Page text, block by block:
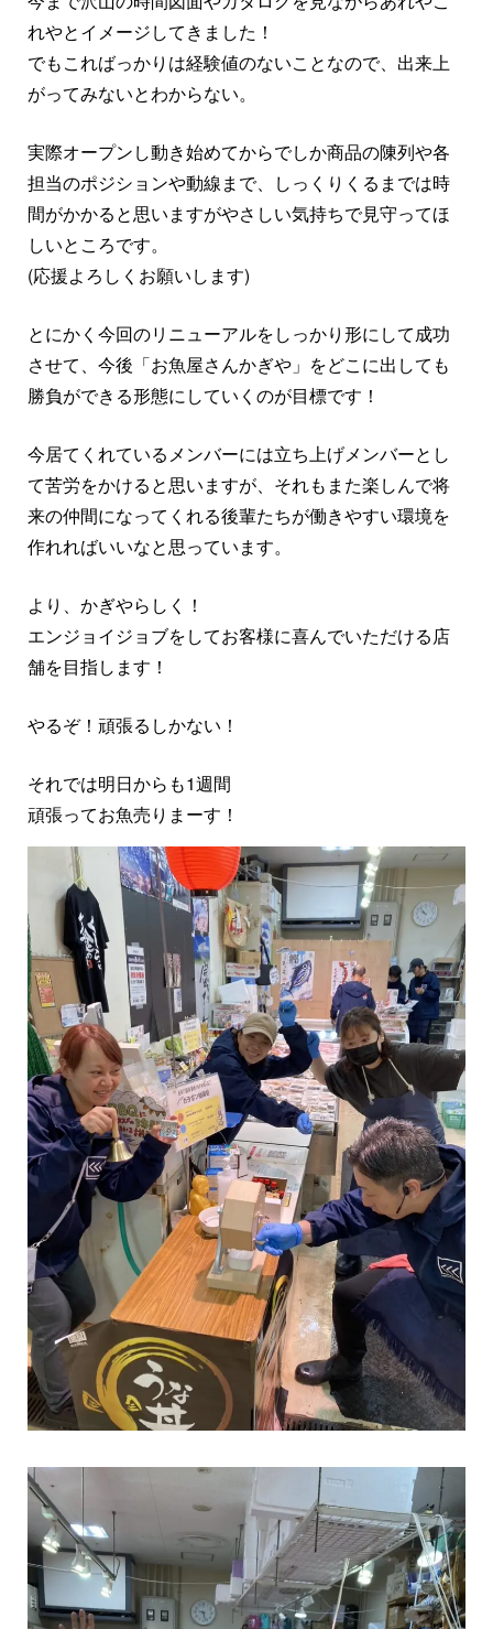
れやとイメージしてきました！
でもこればっかりは経験値のないことなので、出来上
がってみないとわからない。
実際オープンし動き始めてからでしか商品の陳列や各
担当のポジションや動線まで、しっくりくるまでは時
間がかかると思いますがやさしい気持ちで見守ってほ
しいところです。
(応援よろしくお願いします)
とにかく今回のリニューアルをしっかり形にして成功
させて、今後「お魚屋さんかぎや」をどこに出しても
勝負ができる形態にしていくのが目標です！
今居てくれているメンバーには立ち上げメンバーとし
て苦労をかけると思いますが、それもまた楽しんで将
来の仲間になってくれる後輩たちが働きやすい環境を
作れればいいなと思っています。
より、かぎやらしく！
エンジョイジョブをしてお客様に喜んでいただける店
舗を目指します！
やるぞ！頑張るしかない！
それでは明日からも1週間
頑張ってお魚売りまーす！